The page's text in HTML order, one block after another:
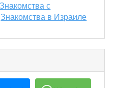
Знакомства с
Знакомства в Израиле